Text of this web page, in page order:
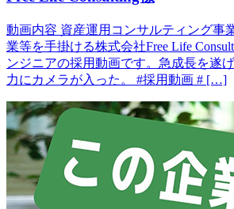
動画内容 資産運用コンサルティング事
業等を手掛ける株式会社Free Life
ンジニアの採用動画です。急成長を遂
力にカメラが入った。 #採用動画 # […]